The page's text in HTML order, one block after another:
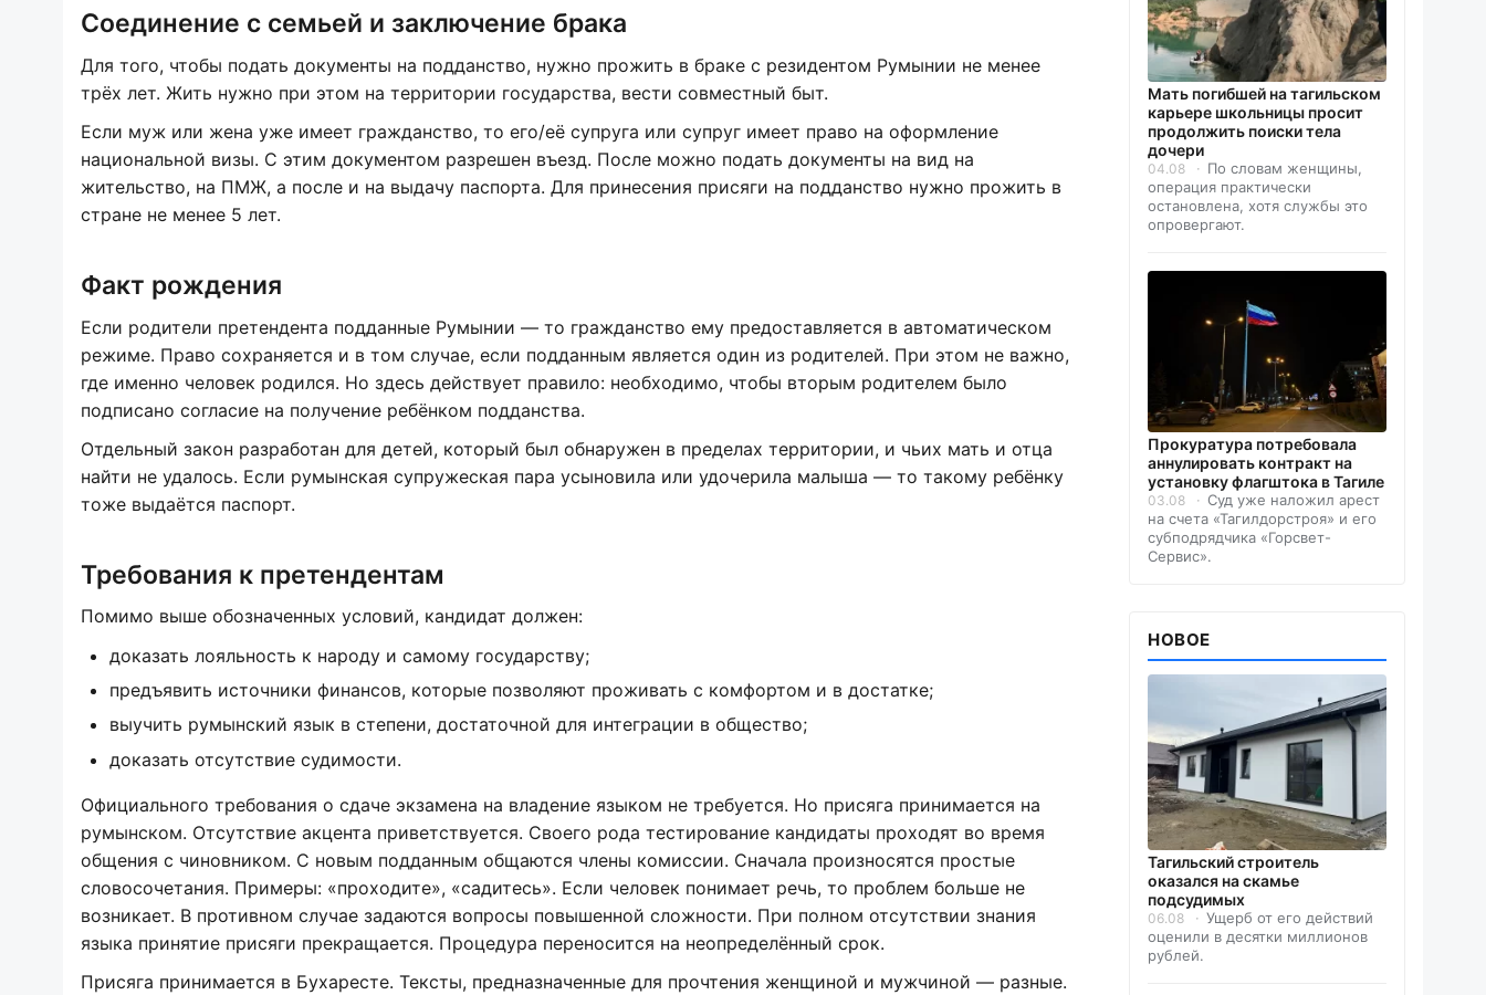
Соединение с семьей и заключение брака
Для того, чтобы подать документы на подданство, нужно прожить в браке с резидентом Румынии не менее
трёх лет. Жить нужно при этом на территории государства, вести совместный быт.
Если муж или жена уже имеет гражданство, то его/её супруга или супруг имеет право на оформление
национальной визы. С этим документом разрешен въезд. После можно подать документы на вид на
жительство, на ПМЖ, а после и на выдачу паспорта. Для принесения присяги на подданство нужно прожить в
стране не менее 5 лет.
Факт рождения
Если родители претендента подданные Румынии — то гражданство ему предоставляется в автоматическом
режиме. Право сохраняется и в том случае, если подданным является один из родителей. При этом не важно,
где именно человек родился. Но здесь действует правило: необходимо, чтобы вторым родителем было
подписано согласие на получение ребёнком подданства.
Отдельный закон разработан для детей, который был обнаружен в пределах территории, и чьих мать и отца
найти не удалось. Если румынская супружеская пара усыновила или удочерила малыша — то такому ребёнку
тоже выдаётся паспорт.
Требования к претендентам
Помимо выше обозначенных условий, кандидат должен:
доказать лояльность к народу и самому государству;
предъявить источники финансов, которые позволяют проживать с комфортом и в достатке;
выучить румынский язык в степени, достаточной для интеграции в общество;
доказать отсутствие судимости.
Официального требования о сдаче экзамена на владение языком не требуется. Но присяга принимается на
румынском. Отсутствие акцента приветствуется. Своего рода тестирование кандидаты проходят во время
общения с чиновником. С новым подданным общаются члены комиссии. Сначала произносятся простые
словосочетания. Примеры: «проходите», «садитесь». Если человек понимает речь, то проблем больше не
возникает. В противном случае задаются вопросы повышенной сложности. При полном отсутствии знания
языка принятие присяги прекращается. Процедура переносится на неопределённый срок.
Присяга принимается в Бухаресте. Тексты, предназначенные для прочтения женщиной и мужчиной — разные.
Мать погибшей на тагильском
карьере школьницы просит
продолжить поиски тела
дочери
04.08
По словам женщины,
операция практически
остановлена, хотя службы это
опровергают.
Прокуратура потребовала
аннулировать контракт на
установку флагштока в Тагиле
03.08
Суд уже наложил арест
на счета «Тагилдорстроя» и его
субподрядчика «Горсвет-
Сервис».
НОВОЕ
Тагильский строитель
оказался на скамье
подсудимых
06.08
Ущерб от его действий
оценили в десятки миллионов
рублей.